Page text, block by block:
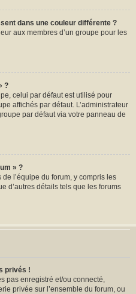
dans une couleur différente ?
aux membres d’un groupe pour les
?
celui par défaut est utilisé pour
affichés par défaut. L’administrateur
par défaut via votre panneau de
» ?
l’équipe du forum, y compris les
d’autres détails tels que les forums
privés !
pas enregistré et/ou connecté,
privée sur l’ensemble du forum, ou